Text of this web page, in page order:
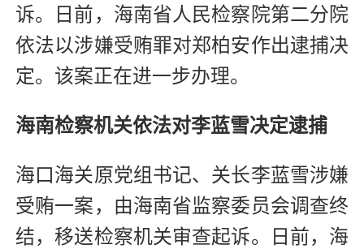
诉。日前，海南省人民检察院第二分院
依法以涉嫌受贿罪对郑柏安作出逮捕决
定。该案正在进一步办理。
海南检察机关依法对李蓝雪决定逮捕
海口海关原党组书记、关长李蓝雪涉嫌
受贿一案，由海南省监察委员会调查终
结，移送检察机关审查起诉。日前，海